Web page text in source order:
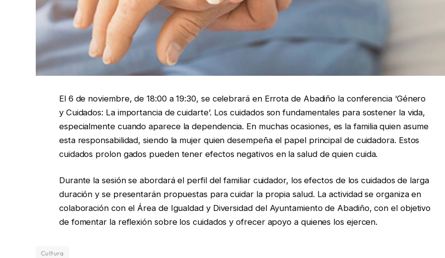
El 6 de noviembre, de 18:00 a 19:30, se celebrará en Errota de Abadiño la conferencia ‘Género
y Cuidados: La importancia de cuidarte’. Los cuidados son fundamentales para sostener la vida,
especialmente cuando aparece la dependencia. En muchas ocasiones, es la familia quien asume
esta responsabilidad, siendo la mujer quien desempeña el papel principal de cuidadora. Estos
cuidados prolon gados pueden tener efectos negativos en la salud de quien cuida.
Durante la sesión se abordará el perfil del familiar cuidador, los efectos de los cuidados de larga
duración y se presentarán propuestas para cuidar la propia salud. La actividad se organiza en
colaboración con el Área de Igualdad y Diversidad del Ayuntamiento de Abadiño, con el objetivo
de fomentar la reflexión sobre los cuidados y ofrecer apoyo a quienes los ejercen.
Cultura